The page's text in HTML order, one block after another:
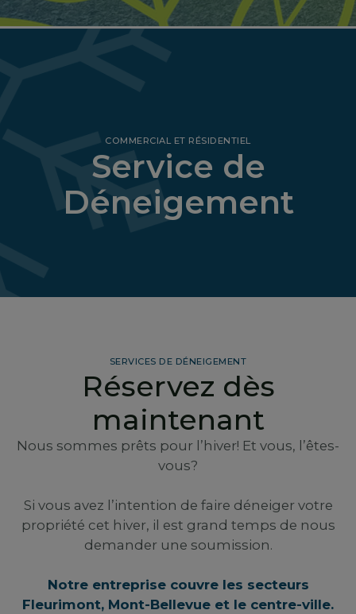
COMMERCIAL ET RÉSIDENTIEL
Service de
Déneigement
SERVICES DE DÉNEIGEMENT
Réservez dès
maintenant
Nous sommes prêts pour l’hiver! Et vous, l’êtes-
vous?
Si vous avez l’intention de faire déneiger votre
propriété cet hiver, il est grand temps de nous
demander une soumission.
Notre entreprise couvre les secteurs
Fleurimont, Mont-Bellevue et le centre-ville.